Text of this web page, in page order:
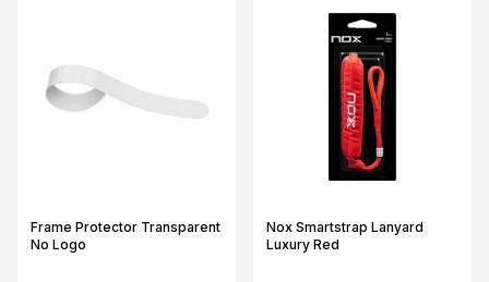
Frame Protector Transparent
No Logo
Nox Smartstrap Lanyard
Luxury Red